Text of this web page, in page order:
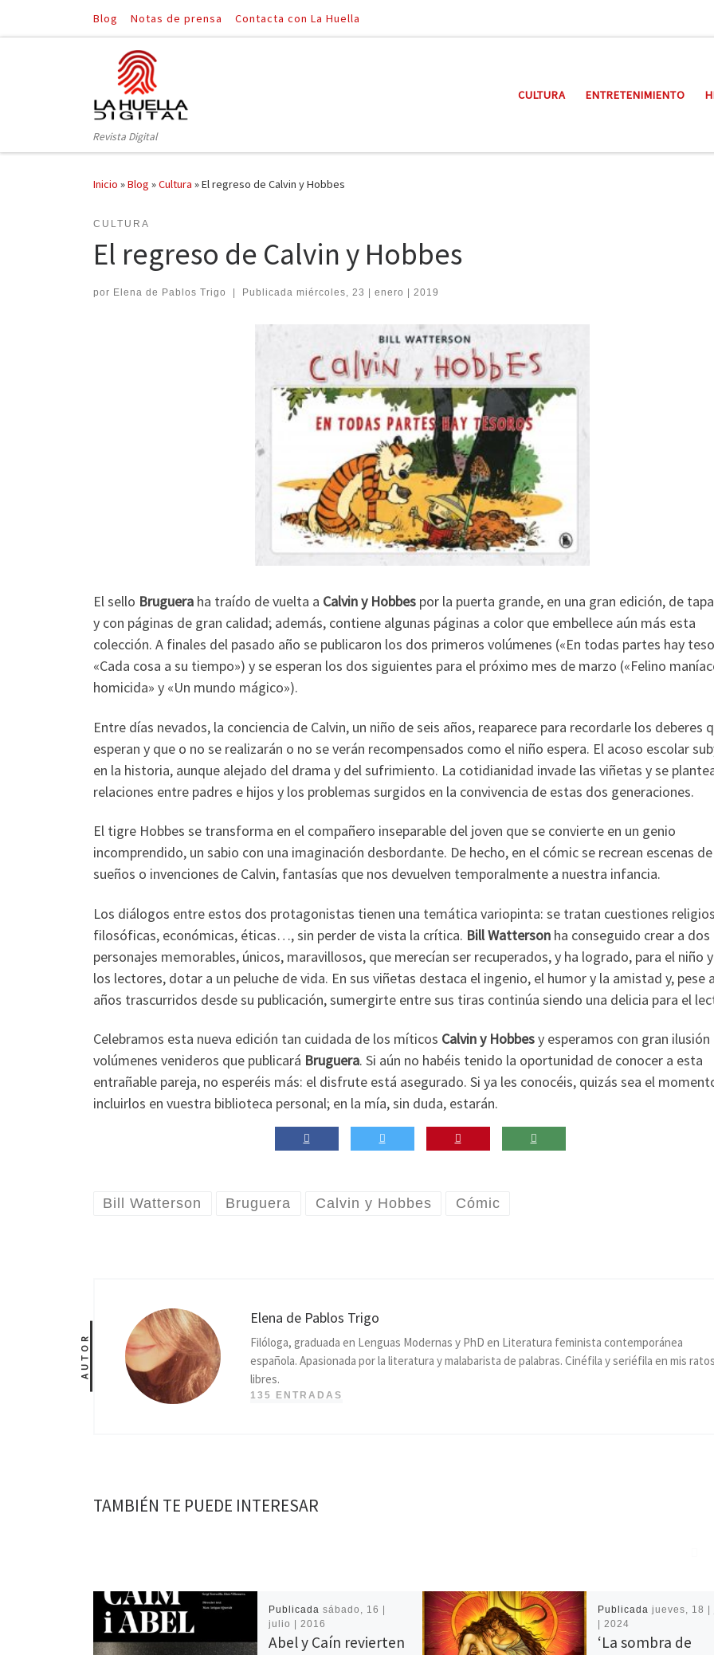
Saltar al contenido
Blog Notas de prensa Contacta con La Huella
Revista Digital
CULTURA ENTRETENIMIENTO
Inicio »Blog »Cultura »El regreso de Calvin y Hobbes
CULTURA
El regreso de Calvin y Hobbes
por Elena de Pablos Trigo Publicada miércoles, 23 | enero | 2019
El sello Bruguera ha traído de vuelta a Calvin y Hobbes por la puerta grande, en una gran edición, de
y con páginas de gran calidad; además, contiene algunas páginas a color que embellece aún más esta
colección. A finales del pasado año se publicaron los dos primeros volúmenes («En todas partes hay
«Cada cosa a su tiempo») y se esperan los dos siguientes para el próximo mes de marzo («Felino
homicida» y «Un mundo mágico»).
Entre días nevados, la conciencia de Calvin, un niño de seis años, reaparece para recordarle los deberes
esperan y que o no se realizarán o no se verán recompensados como el niño espera. El acoso escolar
en la historia, aunque alejado del drama y del sufrimiento. La cotidianidad invade las viñetas y se
relaciones entre padres e hijos y los problemas surgidos en la convivencia de estas dos generaciones.
El tigre Hobbes se transforma en el compañero inseparable del joven que se convierte en un genio
incomprendido, un sabio con una imaginación desbordante. De hecho, en el cómic se recrean escenas
sueños o invenciones de Calvin, fantasías que nos devuelven temporalmente a nuestra infancia.
Los diálogos entre estos dos protagonistas tienen una temática variopinta: se tratan cuestiones
filosóficas, económicas, éticas…, sin perder de vista la crítica. Bill Watterson ha conseguido crear a dos
personajes memorables, únicos, maravillosos, que merecían ser recuperados, y ha logrado, para el niño
los lectores, dotar a un peluche de vida. En sus viñetas destaca el ingenio, el humor y la amistad y, pese
años trascurridos desde su publicación, sumergirte entre sus tiras continúa siendo una delicia para el
Celebramos esta nueva edición tan cuidada de los míticos Calvin y Hobbesy esperamos con gran ilusión
volúmenes venideros que publicará Bruguera. Si aún no habéis tenido la oportunidad de conocer a esta
entrañable pareja, no esperéis más: el disfrute está asegurado. Si ya les conocéis, quizás sea el
incluirlos en vuestra biblioteca personal; en la mía, sin duda, estarán.
Bill Watterson Bruguera Calvin y Hobbes Cómic
AUTOR
Elena de Pablos Trigo
Filóloga, graduada en Lenguas Modernas y PhD en Literatura feminista contemporánea
española. Apasionada por la literatura y malabarista de palabras. Cinéfila y seriéfila en mis ratos
libres.
135 ENTRADAS
TAMBIÉN TE PUEDE INTERESAR
Publicadasábado, 16 |
julio | 2016
Abel y Caín revierten
Publicada jueves, 18 |
| 2024
‘La sombra de